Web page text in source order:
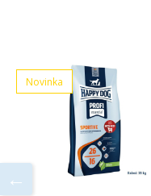
Novinka